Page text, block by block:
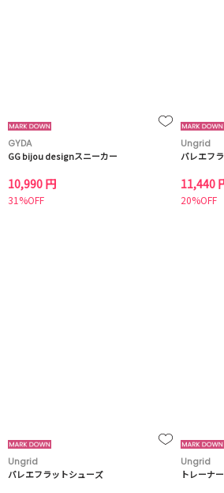
GYDA
GG bijou designスニーカー
10,990 円
31%OFF
Ungrid
バレエフ
11,440
20%OFF
Ungrid
バレエフラットシューズ
Ungrid
トレーナ